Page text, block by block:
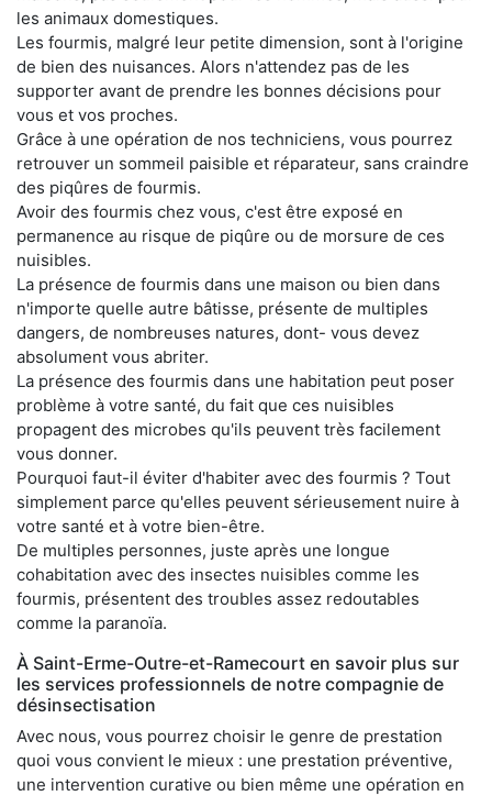
les animaux domestiques.
Les fourmis, malgré leur petite dimension, sont à l'origine
de bien des nuisances. Alors n'attendez pas de les
supporter avant de prendre les bonnes décisions pour
vous et vos proches.
Grâce à une opération de nos techniciens, vous pourrez
retrouver un sommeil paisible et réparateur, sans craindre
des piqûres de fourmis.
Avoir des fourmis chez vous, c'est être exposé en
permanence au risque de piqûre ou de morsure de ces
nuisibles.
La présence de fourmis dans une maison ou bien dans
n'importe quelle autre bâtisse, présente de multiples
dangers, de nombreuses natures, dont- vous devez
absolument vous abriter.
La présence des fourmis dans une habitation peut poser
problème à votre santé, du fait que ces nuisibles
propagent des microbes qu'ils peuvent très facilement
vous donner.
Pourquoi faut-il éviter d'habiter avec des fourmis ? Tout
simplement parce qu'elles peuvent sérieusement nuire à
votre santé et à votre bien-être.
De multiples personnes, juste après une longue
cohabitation avec des insectes nuisibles comme les
fourmis, présentent des troubles assez redoutables
comme la paranoïa.
À Saint-Erme-Outre-et-Ramecourt en savoir plus sur
les services professionnels de notre compagnie de
désinsectisation
Avec nous, vous pourrez choisir le genre de prestation
quoi vous convient le mieux : une prestation préventive,
une intervention curative ou bien même une opération en